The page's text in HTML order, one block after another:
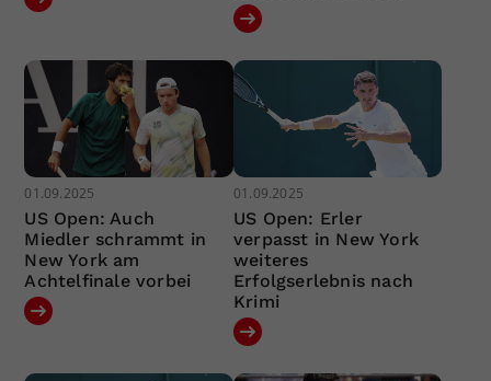
01.09.2025
US Open: Auch
Miedler schrammt in
New York am
Achtelfinale vorbei
01.09.2025
US Open: Erler
verpasst in New York
weiteres
Erfolgserlebnis nach
Krimi